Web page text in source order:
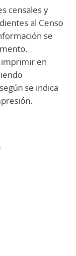
censales y
al Censo
se
imprimir en
se indica